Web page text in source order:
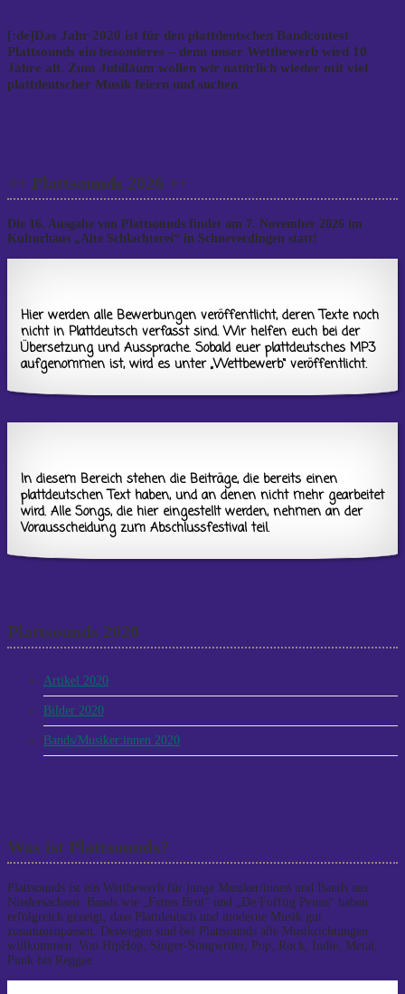
[:de]Das Jahr 2020 ist für den plattdeutschen Bandcontest
Plattsounds ein besonderes – denn unser Wettbewerb wird 10
Jahre alt. Zum Jubiläum wollen wir natürlich wieder mit viel
plattdeutscher Musik feiern und suchen
++ Plattsounds 2026 ++
Die 16. Ausgabe von Plattsounds findet am 7. November 2026 im
Kulturhaus „Alte Schlachterei“ in Schneverdingen statt!
Hier werden alle Bewerbungen veröffentlicht, deren Texte noch
nicht in Plattdeutsch verfasst sind. Wir helfen euch bei der
Übersetzung und Aussprache. Sobald euer plattdeutsches MP3
aufgenommen ist, wird es unter „Wettbewerb“ veröffentlicht.
In diesem Bereich stehen die Beiträge, die bereits einen
plattdeutschen Text haben, und an denen nicht mehr gearbeitet
wird. Alle Songs, die hier eingestellt werden, nehmen an der
Vorausscheidung zum Abschlussfestival teil.
Plattsounds 2020
Artikel 2020
Bilder 2020
Bands/Musiker:innen 2020
Was ist Plattsounds?
Plattsounds ist ein Wettbewerb für junge Musiker/innen und Bands aus
Niedersachsen. Bands wie „Fettes Brot“ und „De Fofftig Penns“ haben
erfolgreich gezeigt, dass Plattdeutsch und moderne Musik gut
zusammenpassen. Deswegen sind bei Plattsounds alle Musikrichtungen
willkommen: Von HipHop, Singer-Songwriter, Pop, Rock, Indie, Metal,
Punk bis Reggae.